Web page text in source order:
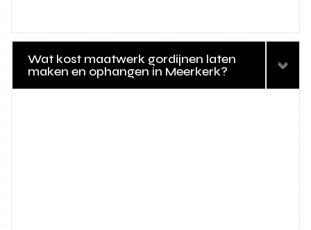
Wat kost maatwerk gordijnen laten
maken en ophangen in Meerkerk?